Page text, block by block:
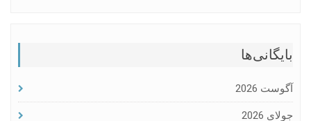
بایگانی‌ها
آگوست 2026
جولای 2026